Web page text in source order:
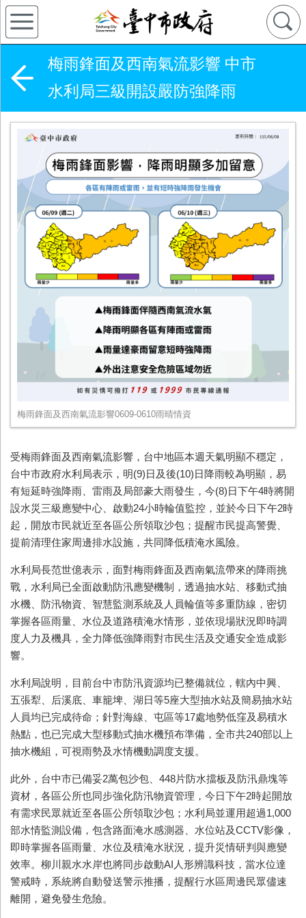
梅雨鋒面及西南氣流影響 中市
水利局三級開設嚴防強降雨
梅雨鋒面及西南氣流影響0609-0610雨晴情資
受梅雨鋒面及西南氣流影響，台中地區本週天氣明顯不穩定，
台中市政府水利局表示，明(9)日及後(10)日降雨較為明顯，易
有短延時強降雨、雷雨及局部豪大雨發生，今(8)日下午4時將開
設水災三級應變中心、啟動24小時輪值監控，並於今日下午2時
起，開放市民就近至各區公所領取沙包；提醒市民提高警覺、
提前清理住家周邊排水設施，共同降低積淹水風險。
水利局長范世億表示，面對梅雨鋒面及西南氣流帶來的降雨挑
戰，水利局已全面啟動防汛應變機制，透過抽水站、移動式抽
水機、防汛物資、智慧監測系統及人員輪值等多重防線，密切
掌握各區雨量、水位及道路積淹水情形，並依現場狀況即時調
度人力及機具，全力降低強降雨對市民生活及交通安全造成影
響。
水利局說明，目前台中市防汛資源均已整備就位，轄內中興、
五張犁、后溪底、車籠埤、湖日等5座大型抽水站及簡易抽水站
人員均已完成待命；針對海線、屯區等17處地勢低窪及易積水
熱點，也已完成大型移動式抽水機預布準備，全市共240部以上
抽水機組，可視雨勢及水情機動調度支援。
此外，台中市已備妥2萬包沙包、448片防水擋板及防汛鼎塊等
資材，各區公所也同步強化防汛物資管理，今日下午2時起開放
有需求民眾就近至各區公所領取沙包；水利局並運用超過1,000
部水情監測設備，包含路面淹水感測器、水位站及CCTV影像，
即時掌握各區雨量、水位及積淹水狀況，提升災情研判與應變
效率。柳川親水水岸也將同步啟動AI人形辨識科技，當水位達
警戒時，系統將自動發送警示推播，提醒行水區周邊民眾儘速
離開，避免發生危險。